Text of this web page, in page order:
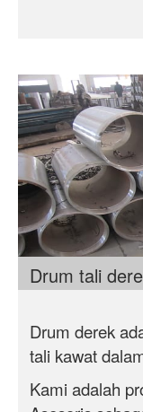
Drum tali
Drum derek
tali kawat
Kami adalah